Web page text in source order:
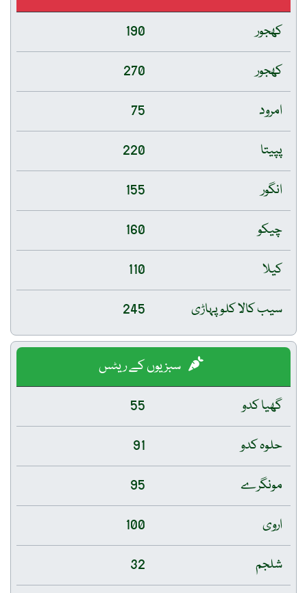
کھجور
190
کھجور
270
امرود
75
پپیتا
220
انگور
155
چیکو
160
کیلا
110
سیب کالا کلو پہاڑی
245
سبزیوں کے ریٹس
گھیا کدو
55
حلوہ کدو
91
مونگرے
95
اروی
100
شلجم
32